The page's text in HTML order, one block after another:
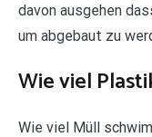
davon ausgehen
um abgebaut zu
Wie viel
Wie viel Müll